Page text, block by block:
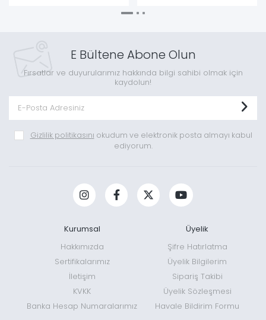
E Bültene Abone Olun
Fırsatlar ve duyurularımız hakkında bilgi sahibi olmak için
kaydolun!
Gizlilik politikasını okudum ve elektronik posta almayı kabul
ediyorum.
Kurumsal
Hakkımızda
Sertifikalarımız
İletişim
KVKK
Banka Hesap Numaralarımız
Üyelik
Şifre Hatırlatma
Üyelik Bilgilerim
Sipariş Takibi
Üyelik Sözleşmesi
Havale Bildirim Formu